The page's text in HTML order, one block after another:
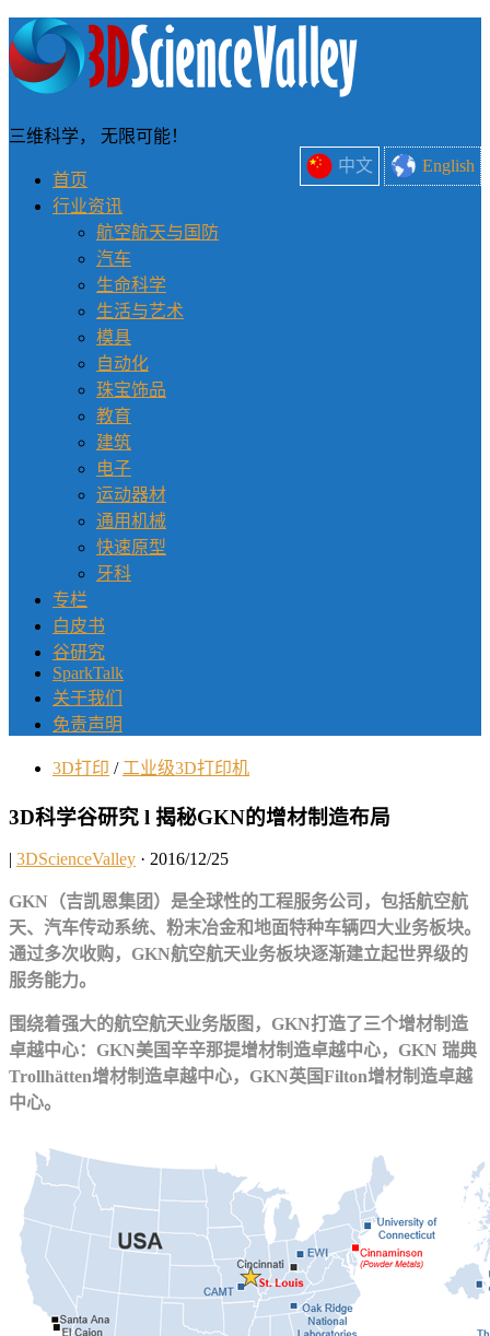
中文 English
三维科学， 无限可能！
首页
行业资讯
航空航天与国防
汽车
生命科学
生活与艺术
模具
自动化
珠宝饰品
教育
建筑
电子
运动器材
通用机械
快速原型
牙科
专栏
白皮书
谷研究
SparkTalk
关于我们
免责声明
3D打印 / 工业级3D打印机
3D科学谷研究 l 揭秘GKN的增材制造布局
| 3DScienceValley · 2016/12/25
GKN（吉凯恩集团）是全球性的工程服务公司，包括航空航
天、汽车传动系统、粉末冶金和地面特种车辆四大业务板块。
通过多次收购，GKN航空航天业务板块逐渐建立起世界级的
服务能力。
围绕着强大的航空航天业务版图，GKN打造了三个增材制造
卓越中心：GKN美国辛辛那提增材制造卓越中心，GKN 瑞典
Trollhätten增材制造卓越中心，GKN英国Filton增材制造卓越
中心。